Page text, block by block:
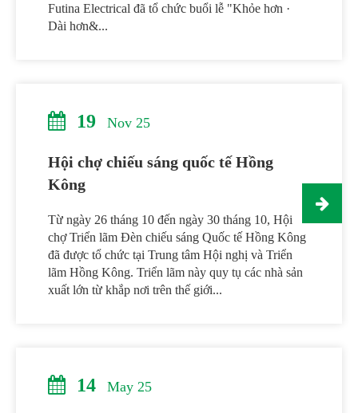
Futina Electrical đã tổ chức buổi lễ "Khỏe hơn ·
Dài hơn&...
19 Nov 25
Hội chợ chiếu sáng quốc tế Hồng
Kông
Từ ngày 26 tháng 10 đến ngày 30 tháng 10, Hội
chợ Triển lãm Đèn chiếu sáng Quốc tế Hồng Kông
đã được tổ chức tại Trung tâm Hội nghị và Triển
lãm Hồng Kông. Triển lãm này quy tụ các nhà sản
xuất lớn từ khắp nơi trên thế giới...
14 May 25